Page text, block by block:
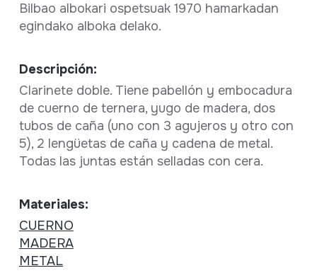
Bilbao albokari ospetsuak 1970 hamarkadan
egindako alboka delako.
Descripción:
Clarinete doble. Tiene pabellón y embocadura
de cuerno de ternera, yugo de madera, dos
tubos de caña (uno con 3 agujeros y otro con
5), 2 lengüetas de caña y cadena de metal.
Todas las juntas están selladas con cera.
Materiales:
CUERNO
MADERA
METAL